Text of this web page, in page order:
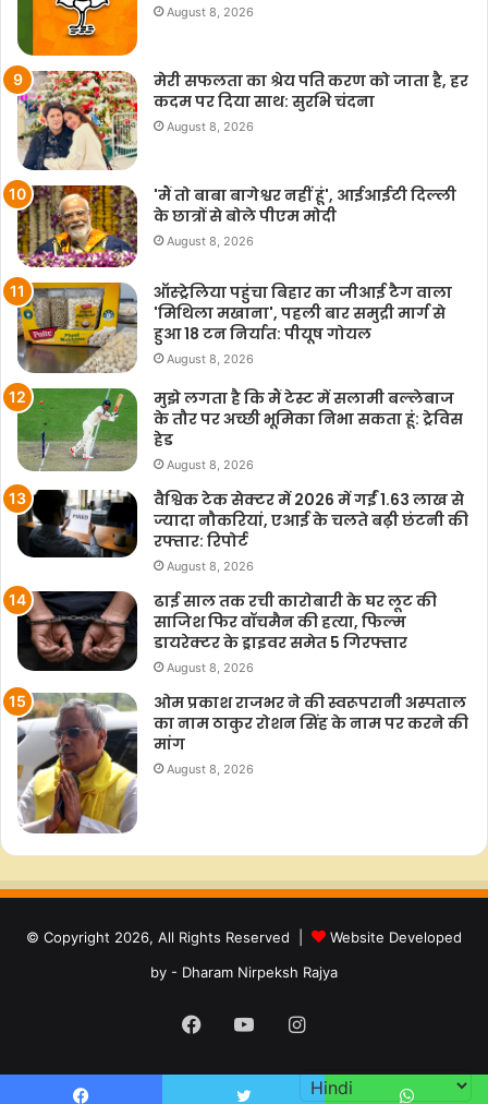
August 8, 2026
मेरी सफलता का श्रेय पति करण को जाता है, हर
कदम पर दिया साथ: सुरभि चंदना
August 8, 2026
'मैं तो बाबा बागेश्वर नहीं हूं', आईआईटी दिल्ली
के छात्रों से बोले पीएम मोदी
August 8, 2026
ऑस्ट्रेलिया पहुंचा बिहार का जीआई टैग वाला
'मिथिला मखाना', पहली बार समुद्री मार्ग से
हुआ 18 टन निर्यात: पीयूष गोयल
August 8, 2026
मुझे लगता है कि मैं टेस्ट में सलामी बल्लेबाज
के तौर पर अच्छी भूमिका निभा सकता हूं: ट्रेविस
हेड
August 8, 2026
वैश्विक टेक सेक्टर में 2026 में गईं 1.63 लाख से
ज्यादा नौकरियां, एआई के चलते बढ़ी छंटनी की
रफ्तार: रिपोर्ट
August 8, 2026
ढाई साल तक रची कारोबारी के घर लूट की
साजिश फिर वॉचमैन की हत्या, फिल्म
डायरेक्टर के ड्राइवर समेत 5 गिरफ्तार
August 8, 2026
ओम प्रकाश राजभर ने की स्वरूपरानी अस्पताल
का नाम ठाकुर रोशन सिंह के नाम पर करने की
मांग
August 8, 2026
© Copyright 2026, All Rights Reserved |
Website Developed
by - Dharam Nirpeksh Rajya
Facebook
YouTubeInstagram